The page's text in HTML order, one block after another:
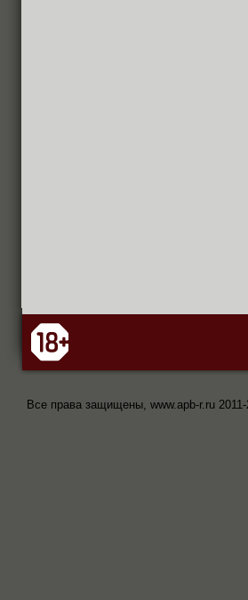
Все права защищены, www.apb-r.ru 2011-